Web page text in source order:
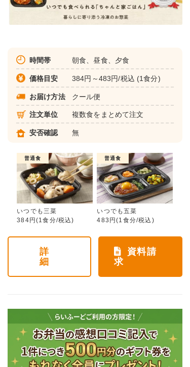
時間帯 朝食、昼食、夕食
価格目安 384円～483円/税込 (1食分)
お届け方法 クール便
注文単位 複数食をまとめて注文
安否確認 無
普通食
いつでも三菜
384円(1食分/税込)
普通食
いつでも五菜
483円(1食分/税込)
詳
細
資料請
求